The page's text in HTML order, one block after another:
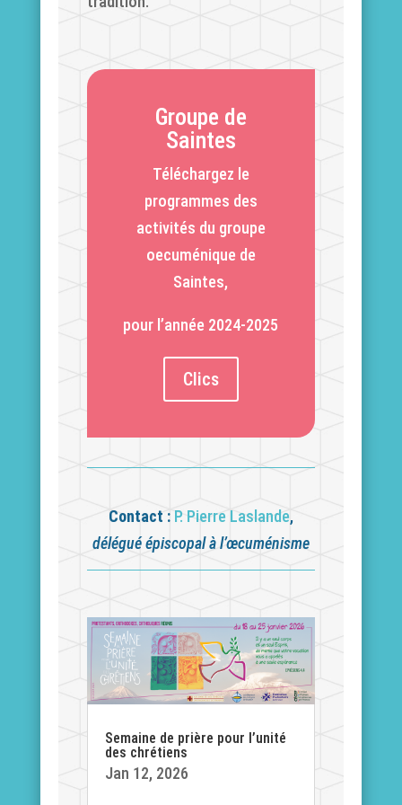
Groupe de
Saintes
Téléchargez le
programmes des
activités du groupe
oecuménique de
Saintes,
pour l’année 2024-2025
Clics
Contact : P. Pierre Laslande,
délégué épiscopal à l’œcuménisme
Semaine de prière pour l’unité
des chrétiens
Jan 12, 2026